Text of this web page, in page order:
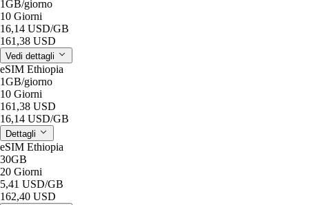
1GB/giorno
10 Giorni
16,14 USD/GB
161,38 USD
Vedi dettagli
eSIM Ethiopia
1GB/giorno
10 Giorni
161,38 USD
16,14 USD/GB
Dettagli
eSIM Ethiopia
30GB
20 Giorni
5,41 USD/GB
162,40 USD